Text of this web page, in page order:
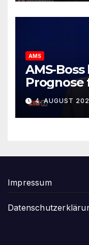
AMS
AMS-
4. AUGUST
Impressum